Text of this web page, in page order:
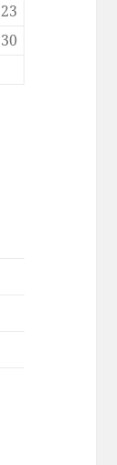
23
30